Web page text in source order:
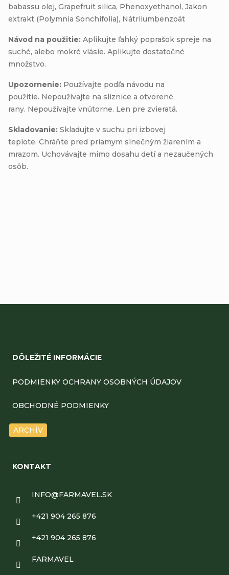
babassu olej, Grapefruit silica, Phenoxyethanol, Jakon
extrakt (Polymnia Sonchifolia), Nátriiumbenzoát
Návod na použitie: Aplikujte ľahký poprašok spreje na
suché, alebo mokré vlásie. Aplikujte dostatočné
množstvo.
Upozornenie: Používajte podľa návodu na
použitie. Nepoužívajte na sliznice a otvorené
rany. Nepoužívajte vnútorne. Len pre zvieratá.
Skladovanie: Skladujte v suchu pri izbovej
teplote. Chráňte pred priamym slnečným žiarením a
mrazom. Uchovávajte mimo dosahu detí a nezaučených
osôb.
DÔLEŽITÉ INFORMÁCIE
PODMIENKY OCHRANY OSOBNÝCH ÚDAJOV
OBCHODNÉ PODMIENKY
ARCHÍV
KONTAKT
INFO@FARMAVEL.SK
+421 904 265 876
+421 904 265 876
FARMAVEL